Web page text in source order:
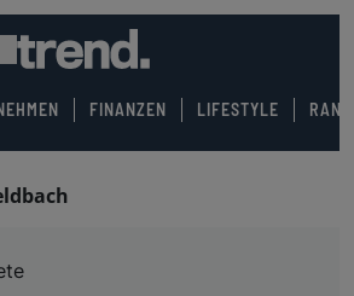
FINANZEN LIFESTYLE